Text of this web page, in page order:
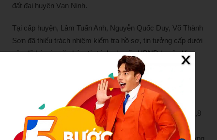
đất đai huyện Vạn Ninh.
Tại cấp huyện, Lâm Tuấn Anh, Nguyễn Quốc Duy, Võ Thành
Sơn đã thiếu trách nhiệm kiểm tra hồ sơ, tin tưởng cấp dưới
nên đã ký các văn bản, tờ trình chuyển UBND huyện Vạn
Ninh cấp sổ đỏ cho 2 thửa đất của em trai cựu Chủ tịch
Sau khi có sổ đỏ, Nguyễn Thanh Nam bán 2 thửa đất cho
một người ở phường Nha Trang, tỉnh Khánh Hòa với giá 6,8
tỷ đồng. Nhận được tiền bán đất, cựu Chủ tịch UBND xã
Vạn Thạnh đã chi cho em trai 700 triệu đồng, trực tiếp hưởng